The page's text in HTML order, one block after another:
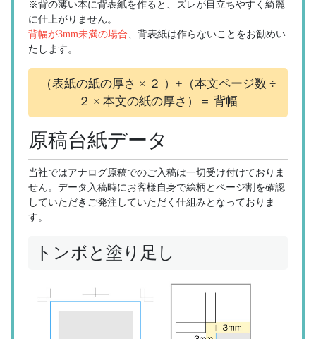
※背の薄い本に背表紙を作ると、ズレが目立ちやすく綺麗
に仕上がりません。
背幅が3mm未満の場合、背表紙は作らないことをお勧めい
たします。
（表紙の紙の厚さ × ２ ）+（本文ページ数 ÷
２ × 本文の紙の厚さ）＝ 背幅
原稿台紙データ
当社ではアナログ原稿でのご入稿は一切受け付けておりま
せん。データ入稿時にお客様自身で絵柄とページ割を確認
していただきご発注していただく仕組みとなっておりま
す。
トンボと塗り足し